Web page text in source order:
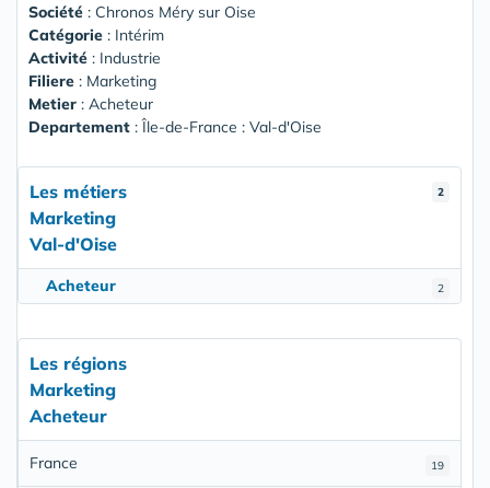
Société : Chronos Méry sur Oise
Catégorie : Intérim
Activité : Industrie
Filiere : Marketing
Metier : Acheteur
Departement : Île-de-France : Val-d'Oise
2
Les métiers
Marketing
Val-d'Oise
2
Acheteur
Les régions
Marketing
Acheteur
19
France